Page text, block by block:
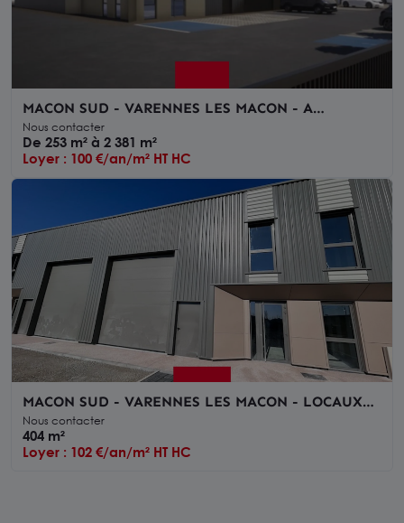
MACON SUD - VARENNES LES MACON - A
CONSTRUIRE - LOCAUX D'ACTIVITÉ -
SHOWROOM
Nous contacter
De 253 m² à 2 381 m²
Loyer : 100 €/an/m² HT HC
MACON SUD - VARENNES LES MACON - LOCAUX
D'ACTIVITE OU ARTISANAUX A VENDRE OU A
LOUER
Nous contacter
404 m²
Loyer : 102 €/an/m² HT HC